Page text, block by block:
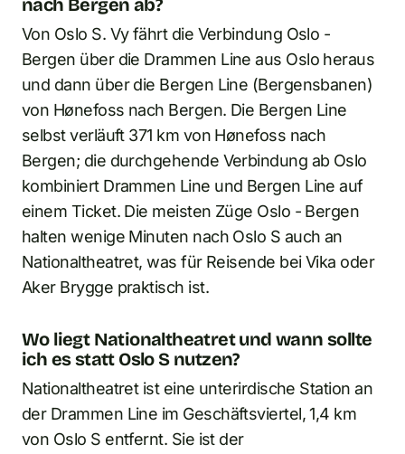
nach Bergen ab?
Von Oslo S. Vy fährt die Verbindung Oslo -
Bergen über die Drammen Line aus Oslo heraus
und dann über die Bergen Line (Bergensbanen)
von Hønefoss nach Bergen. Die Bergen Line
selbst verläuft 371 km von Hønefoss nach
Bergen; die durchgehende Verbindung ab Oslo
kombiniert Drammen Line und Bergen Line auf
einem Ticket. Die meisten Züge Oslo - Bergen
halten wenige Minuten nach Oslo S auch an
Nationaltheatret, was für Reisende bei Vika oder
Aker Brygge praktisch ist.
Wo liegt Nationaltheatret und wann sollte
ich es statt Oslo S nutzen?
Nationaltheatret ist eine unterirdische Station an
der Drammen Line im Geschäftsviertel, 1,4 km
von Oslo S entfernt. Sie ist der